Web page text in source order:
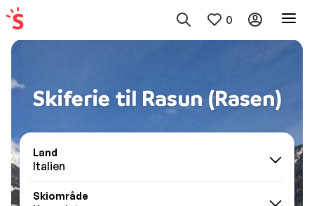
0
Skiferie til Rasun (Rasen)
Land
Italien
Skiområde